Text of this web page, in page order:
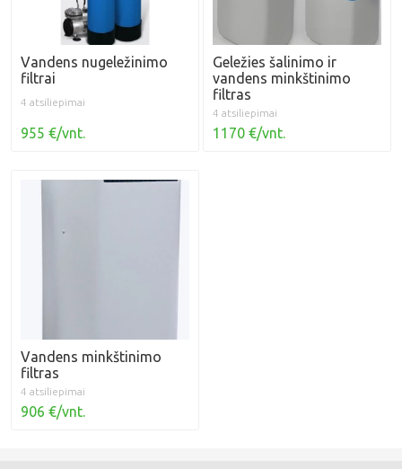
Vandens nugeležinimo
filtrai
4 atsiliepimai
955 €/vnt.
Geležies šalinimo ir
vandens minkštinimo
filtras
4 atsiliepimai
1170 €/vnt.
Vandens minkštinimo
filtras
4 atsiliepimai
906 €/vnt.